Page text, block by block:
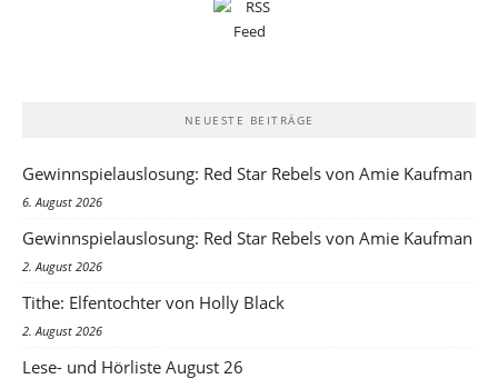
NEUESTE BEITRÄGE
Gewinnspielauslosung: Red Star Rebels von Amie Kaufman
6. August 2026
Gewinnspielauslosung: Red Star Rebels von Amie Kaufman
2. August 2026
Tithe: Elfentochter von Holly Black
2. August 2026
Lese- und Hörliste August 26